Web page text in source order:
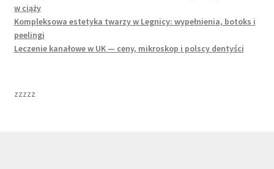
w ciąży
Kompleksowa estetyka twarzy w Legnicy: wypełnienia, botoks i
peelingi
Leczenie kanałowe w UK — ceny, mikroskop i polscy dentyści
zzzzz